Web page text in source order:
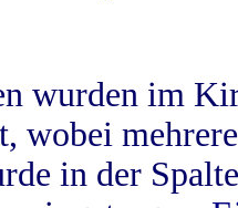
wurden im
wobei
in der